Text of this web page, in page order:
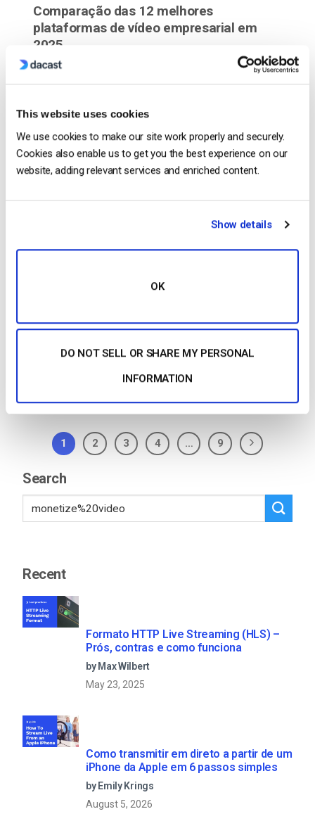
This website uses cookies
We use cookies to make our site work properly and securely.
Cookies also enable us to get you the best experience on our
website, adding relevant services and enriched content.
Show details
OK
DO NOT SELL OR SHARE MY PERSONAL
INFORMATION
Comparação das 12 melhores
plataformas de vídeo empresarial em
2025
POSTED ONJULY 16, 2026
your videos in any way, payment security
Make sure that your OVP…
CONTINUE READING→
1 2 3 4 … 9
Search
Recent
Formato HTTP Live Streaming (HLS) –
Prós, contras e como funciona
by Max Wilbert
May 23, 2025
Como transmitir em direto a partir de um
iPhone da Apple em 6 passos simples
by Emily Krings
August 5, 2026